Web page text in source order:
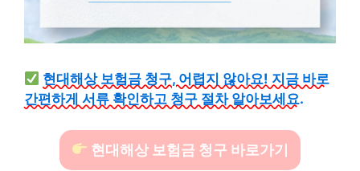
현대해상 보험금 청구, 어렵지 않아요! 지금 바로
간편하게 서류 확인하고 청구 절차 알아보세요.
현대해상 보험금 청구 바로가기